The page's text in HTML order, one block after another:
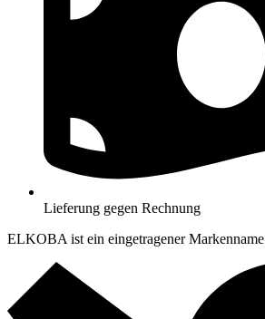
Lieferung gegen Rechnung
ELKOBA ist ein eingetragener Markenname